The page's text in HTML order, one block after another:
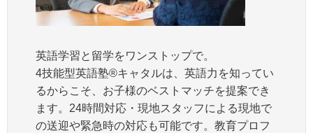
英語学習と留学をワンストップで。
4技能型英語塾®キャタルは、英語力を知ってい
るからこそ、お子様のベストマッチを提案でき
ます。24時間対応・現地スタッフによる現地で
の送迎や緊急時の対応も可能です。教育プロフ